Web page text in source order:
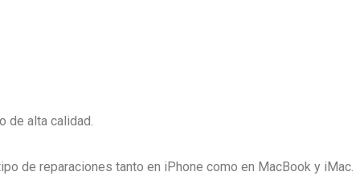
de alta calidad.
de reparaciones tanto en iPhone como en MacBook y iMac.